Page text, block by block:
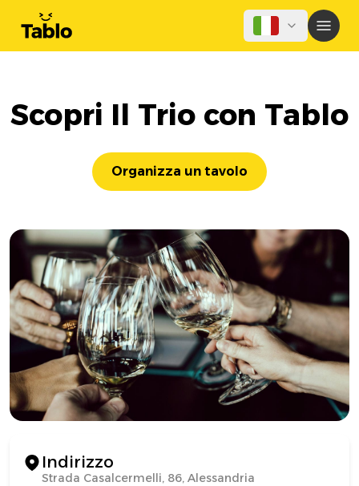
Scopri Il Trio con Tablo
Organizza un tavolo
Indirizzo
Strada Casalcermelli, 86, Alessandria